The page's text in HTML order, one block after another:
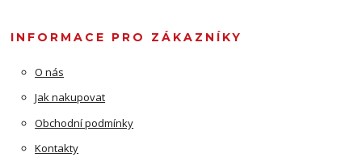
INFORMACE PRO ZÁKAZNÍKY
O nás
Jak nakupovat
Obchodní podmínky
Kontakty